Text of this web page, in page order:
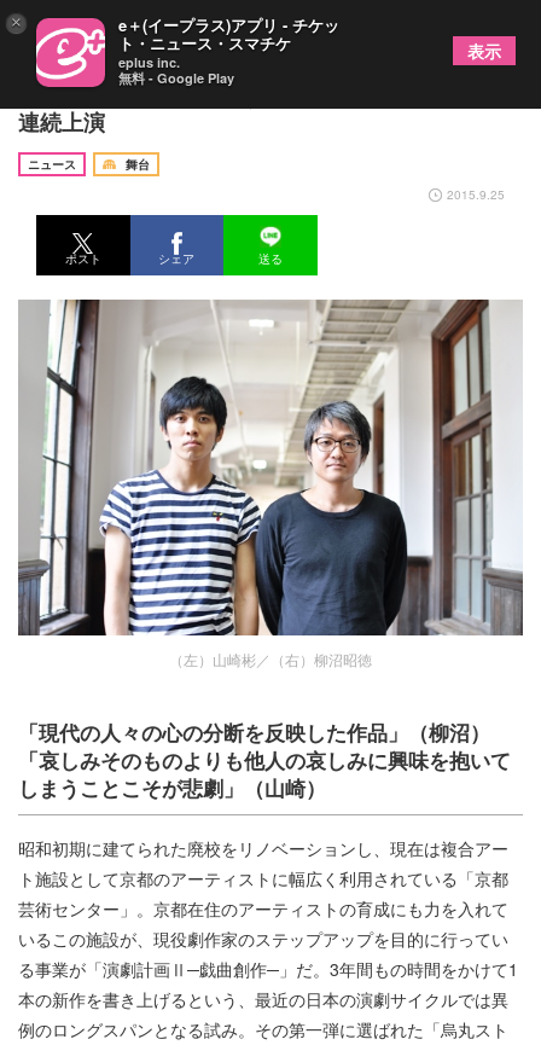
2人の劇作家が3年間かけて書いた「二幕の悲劇」を
連続上演
ニュース
舞台
2015.9.25
ポスト シェア 送る
（左）山崎彬／（右）柳沼昭徳
「現代の人々の心の分断を反映した作品」（柳沼）
「哀しみそのものよりも他人の哀しみに興味を抱いて
しまうことこそが悲劇」（山崎）
昭和初期に建てられた廃校をリノベーションし、現在は複合アー
ト施設として京都のアーティストに幅広く利用されている「京都
芸術センター」。京都在住のアーティストの育成にも力を入れて
いるこの施設が、現役劇作家のステップアップを目的に行ってい
る事業が「演劇計画Ⅱ─戯曲創作─」だ。3年間もの時間をかけて1
本の新作を書き上げるという、最近の日本の演劇サイクルでは異
例のロングスパンとなる試み。その第一弾に選ばれた「烏丸スト
× e＋(イープラス)アプリ - チケッ
ト・ニュース・スマチケ
eplus inc.
無料 - Google Play
表示